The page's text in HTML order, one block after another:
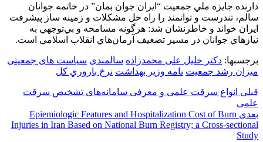
دارنده جايزه ملي جمعيت “ايران جوان بمان” در خاتمه جوانان
سالم، تندرست و توانمند را راه حل مشكلات و زمينه ساز پيشرفت
ايران خواند و خاطرنشان شد: هرگونه مسامحه و بي‌توجهي به
نيازهاي جوانان در مسير تضعيف آرمان‌هاي انقلاب اسلامي است.
برجسبها: دکتر خلیل علی محمدزاده سالمندی سیاست های جمعیتی
میزان رشد جمعیت نامه وزیر بهداشت نرخ باروري كل
قبلی انواع سرقت علمی و معرفی سامانه‌های تشخیص سرقت
علمی
بعدی Epiemiologic Features and Hospitalization Cost of Burn
Injuries in Iran Based on National Burn Registry; a Cross-sectional
Study